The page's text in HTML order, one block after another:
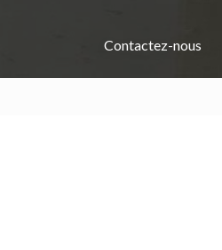
Contactez-nous